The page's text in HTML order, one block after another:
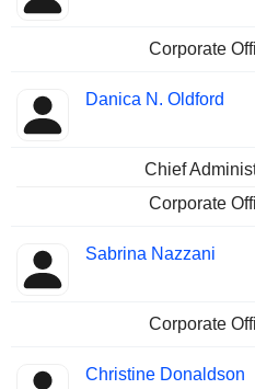
Corporate
Danica N. Oldford
Chief
Corporate
Sabrina Nazzani
Corporate
Christine Donaldson